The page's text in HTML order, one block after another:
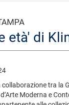
età' di
collaborazione tra la
Moderna e